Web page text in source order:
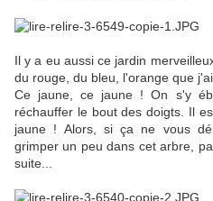
Il y a eu aussi ce jardin
du rouge, du bleu, l'orange que
Ce jaune, ce jaune ! On s'y
réchauffer le bout des doigts. Il
jaune ! Alors, si ça ne vous
grimper un peu dans cet arbre,
suite...